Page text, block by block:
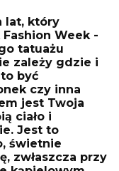
lat, który
Week -
tatuażu
zależy gdzie i
być
czy inna
jest Twoja
ciało i
Jest to
świetnie
zwłaszcza przy